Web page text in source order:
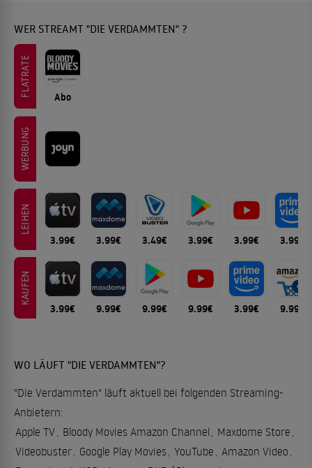
WER STREAMT "DIE VERDAMMTEN" ?
FLATRATE Abo
WERBUNG
LEIHEN
3.99€ 3.99€ 3.49€ 3.99€ 3.99€ 3.99€
KAUFEN
3.99€ 9.99€ 9.99€ 9.99€ 3.99€ 9.99€
WO LÄUFT "DIE VERDAMMTEN"?
"Die Verdammten" läuft aktuell bei folgenden Streaming-
Anbietern:
Apple TV, Bloody Movies Amazon Channel , Maxdome Store ,
Videobuster, Google Play Movies, YouTube , Amazon Video ,